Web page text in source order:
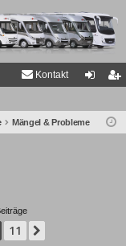
Kontakt
m ist
Mängel & Probleme
11